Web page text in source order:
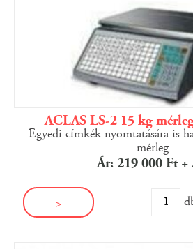
ACLAS LS-2 15 kg
Egyedi címkék nyomtatására is
mérleg
Ár: 219 000 Ft +
>